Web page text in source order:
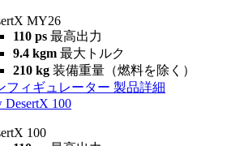
MY26
110 ps 最高出力
9.4 kgm 最大トルク
210 kg 装備重量（燃料を除く）
フィギュレーター 製品詳細
DesertX 100
100